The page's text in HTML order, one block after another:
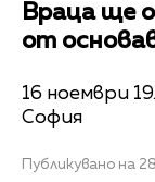
Враца ще
от
16 ноември
София
Публикувано на